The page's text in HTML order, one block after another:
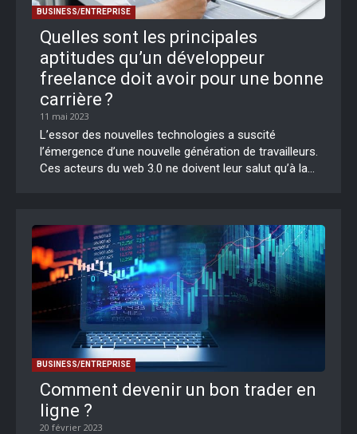
BUSINESS/ENTREPRISE
Quelles sont les principales
aptitudes qu’un développeur
freelance doit avoir pour une bonne
carrière ?
11 mai 2023
L’essor des nouvelles technologies a suscité
l’émergence d’une nouvelle génération de travailleurs.
Ces acteurs du web 3.0 ne doivent leur salut qu’à la...
BUSINESS/ENTREPRISE
Comment devenir un bon trader en
ligne ?
20 février 2023